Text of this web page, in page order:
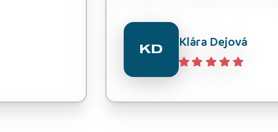
KD Klára Dejová